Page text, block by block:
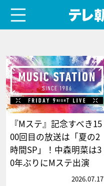
『Mステ』記念すべき15
00回目の放送は「夏の2
時間SP」！中森明菜は3
0年ぶりにMステ出演
2026.07.17